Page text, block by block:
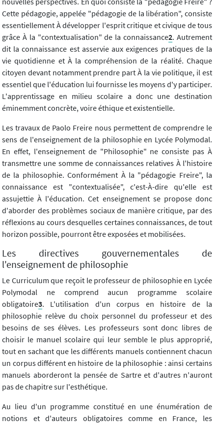
Cette pédagogie, appelée "pédagogie de la libération", consiste
essentiellement À développer l'esprit critique et civique de tous
grâce À la "contextualisation" de la connaissance2. Autrement
dit la connaissance est asservie aux exigences pratiques de la
vie quotidienne et À la compréhension de la réalité. Chaque
citoyen devant notamment prendre part À la vie politique, il est
essentiel que l'éducation lui fournisse les moyens d'y participer.
L'apprentissage en milieu scolaire a donc une destination
éminemment concrète, voire éthique et existentielle.
Les travaux de Paolo Freire nous permettent de comprendre le
sens de l'enseignement de la philosophie en Lycée Polymodal.
En effet, l'enseignement de "Philosophie" ne consiste pas À
transmettre une somme de connaissances relatives À l'histoire
de la philosophie. Conformément À la "pédagogie Freire", la
connaissance est "contextualisée", c'est-À-dire qu'elle est
assujettie À l'éducation. Cet enseignement se propose donc
d'aborder des problèmes sociaux de manière critique, par des
réflexions au cours desquelles certaines connaissances, de tout
horizon possible, pourront être exposées et mobilisées.
Les directives gouvernementales de
l'enseignement de philosophie
Le Curriculum que reçoit le professeur de philosophie en Lycée
Polymodal ne comprend aucun programme scolaire
obligatoire3. L'utilisation d'un corpus en histoire de la
philosophie relève du choix personnel du professeur et des
besoins de ses élèves. Les professeurs sont donc libres de
choisir le manuel scolaire qui leur semble le plus approprié,
tout en sachant que les différents manuels contiennent chacun
un corpus différent en histoire de la philosophie : ainsi certains
manuels aborderont la pensée de Sartre et d'autres n'auront
pas de chapitre sur l'esthétique.
Au lieu d'un programme constitué en une énumération de
notions et d'auteurs obligatoires comme en France, les